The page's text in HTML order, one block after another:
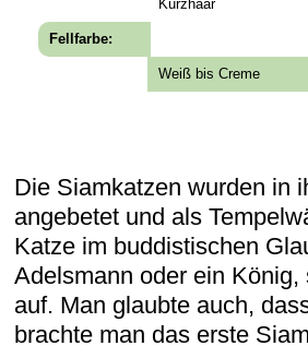
Kurzhaar
Fellfarbe:
Weiß bis Creme
Die Siamkatzen wurden in
angebetet und als
Katze im buddistischen
Adelsmann oder ein
auf. Man glaubte auch,
brachte man das erste